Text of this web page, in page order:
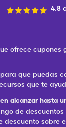
4.8
ofrece
que
que te
alcanzar hasta
de